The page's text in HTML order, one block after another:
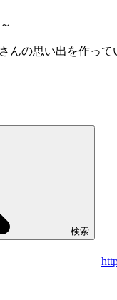
の思い出を作っ
検索